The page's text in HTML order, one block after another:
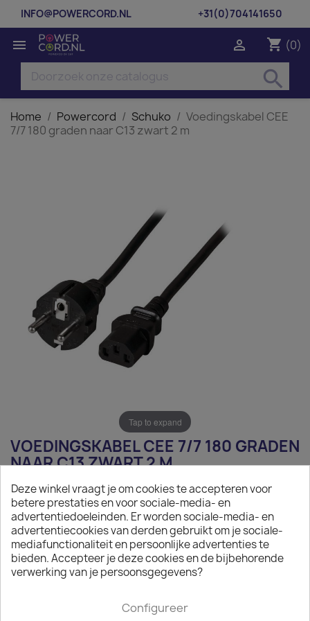
INFO@POWERCORD.NL +31(0)704141650
 shopping_cart (0)

search
Home Powercord Schuko
Voedingskabel CEE
7/7 180 graden naar C13 zwart 2 m
Tap to expand
VOEDINGSKABEL CEE 7/7 180 GRADEN
NAAR C13 ZWART 2 M
€ 4,35
Exclusief belasting
Voedingskabel CEE 7/7 naar C13 zwart, 2 m
Op aanvraag
Deze winkel vraagt je om cookies te accepteren voor
betere prestaties en voor sociale-media- en
advertentiedoeleinden. Er worden sociale-media- en
advertentiecookies van derden gebruikt om je sociale-
mediafunctionaliteit en persoonlijke advertenties te
bieden. Accepteer je deze cookies en de bijbehorende
verwerking van je persoonsgegevens?
Configureer